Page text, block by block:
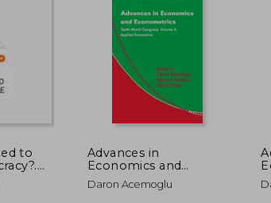
55%
dcto.
to
of
-
Advances in
Economics and
Econometrics 3
Volume Paperback
Daron Acemoglu